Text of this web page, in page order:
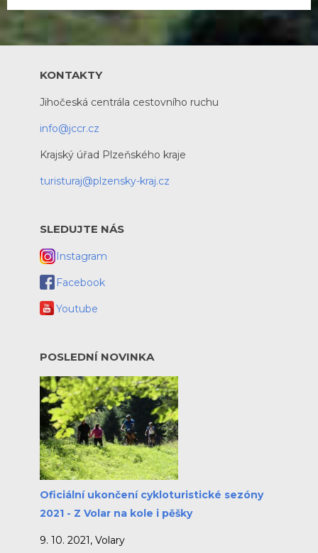
KONTAKTY
Jihočeská centrála cestovního ruchu
info@jccr.cz
Krajský úřad Plzeňského kraje
turisturaj@plzensky-kraj.cz
SLEDUJTE NÁS
Instagram
Facebook
Youtube
POSLEDNÍ NOVINKA
Oficiální ukončení cykloturistické sezóny
2021 - Z Volar na kole i pěšky
9. 10. 2021, Volary